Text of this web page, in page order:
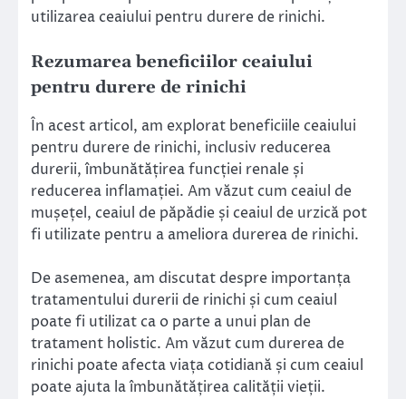
utilizarea ceaiului pentru durere de rinichi.
Rezumarea beneficiilor ceaiului
pentru durere de rinichi
În acest articol, am explorat beneficiile ceaiului
pentru durere de rinichi, inclusiv reducerea
durerii, îmbunătățirea funcției renale și
reducerea inflamației. Am văzut cum ceaiul de
mușețel, ceaiul de păpădie și ceaiul de urzică pot
fi utilizate pentru a ameliora durerea de rinichi.
De asemenea, am discutat despre importanța
tratamentului durerii de rinichi și cum ceaiul
poate fi utilizat ca o parte a unui plan de
tratament holistic. Am văzut cum durerea de
rinichi poate afecta viața cotidiană și cum ceaiul
poate ajuta la îmbunătățirea calității vieții.